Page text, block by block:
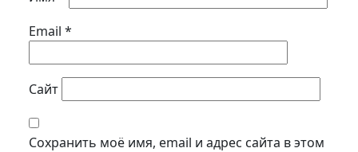
Email *
Сайт
Сохранить моё имя, email и адрес сайта в этом